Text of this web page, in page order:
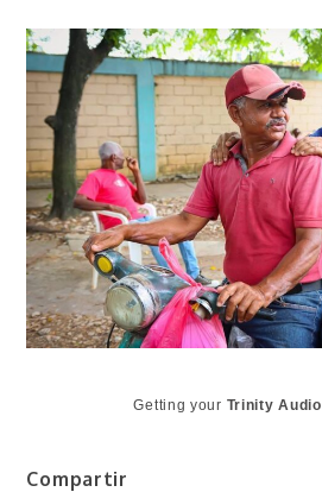
Getting your Trinity Audio
Compartir